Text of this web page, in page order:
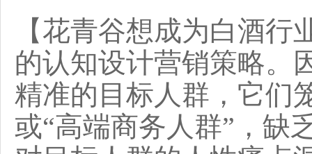
【花青谷想成为白酒
的认知设计营销策略。
精准的目标人群，它们
或“高端商务人群”，缺